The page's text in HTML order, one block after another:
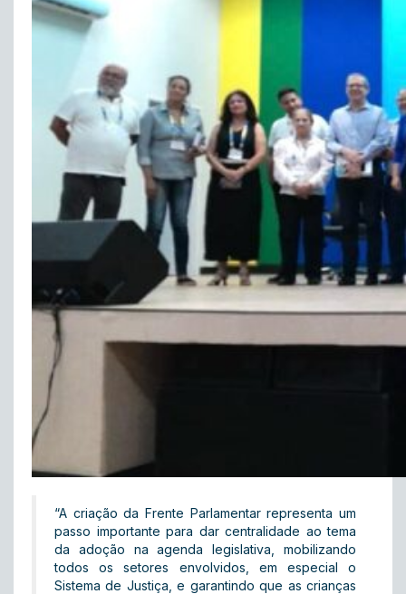
“A criação da Frente Parlamentar representa um
passo importante para dar centralidade ao tema
da adoção na agenda legislativa, mobilizando
todos os setores envolvidos, em especial o
Sistema de Justiça, e garantindo que as crianças